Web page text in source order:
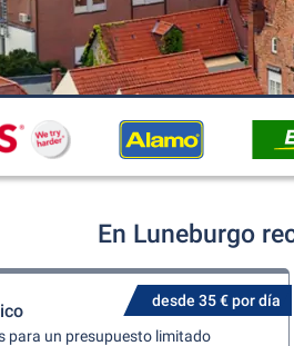
En Luneburgo
desde 35 € por día
para un presupuesto limitado